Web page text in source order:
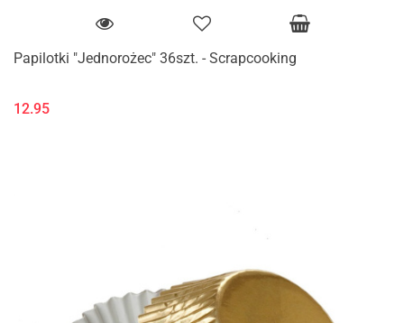
Papilotki "Jednorożec" 36szt. - Scrapcooking
12.95